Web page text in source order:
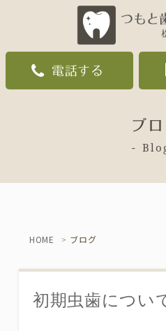
電話する
ブロ
HOME ブログ
初期虫歯につい